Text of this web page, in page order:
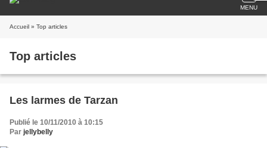
MENU
Accueil » Top articles
Top articles
Les larmes de Tarzan
Publié le 10/11/2010 à 10:15
Par jellybelly